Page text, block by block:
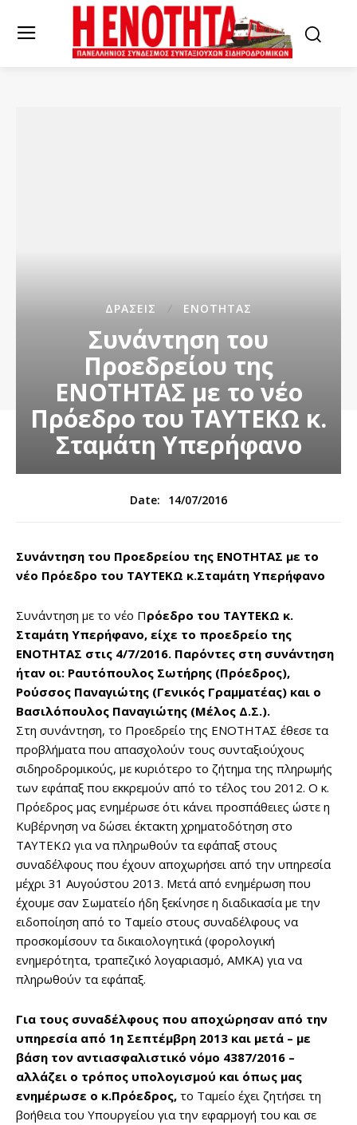
ΔΡΆΣΕΙΣ ΕΝΌΤΗΤΑΣ
Συνάντηση του
Προεδρείου της
ΕΝΟΤΗΤΑΣ με το νέο
Πρόεδρο του ΤΑΥΤΕΚΩ κ.
Σταμάτη Υπερήφανο
Date: 14/07/2016
Συνάντηση του Προεδρείου της ΕΝΟΤΗΤΑΣ με το
νέο Πρόεδρο του ΤΑΥΤΕΚΩ κ.Σταμάτη Υπερήφανο
Συνάντηση με το νέο Πρόεδρο του ΤΑΥΤΕΚΩ κ.
Σταμάτη Υπερήφανο, είχε το προεδρείο της
ΕΝΟΤΗΤΑΣ στις 4/7/2016. Παρόντες στη συνάντηση
ήταν οι: Ραυτόπουλος Σωτήρης (Πρόεδρος),
Ρούσσος Παναγιώτης (Γενικός Γραμματέας) και ο
Βασιλόπουλος Παναγιώτης (Μέλος Δ.Σ.).
Στη συνάντηση, το Προεδρείο της ΕΝΟΤΗΤΑΣ έθεσε τα
προβλήματα που απασχολούν τους συνταξιούχους
σιδηροδρομικούς, με κυριότερο το ζήτημα της πληρωμής
των εφάπαξ που εκκρεμούν από το τέλος του 2012. Ο κ.
Πρόεδρος μας ενημέρωσε ότι κάνει προσπάθειες ώστε η
Κυβέρνηση να δώσει έκτακτη χρηματοδότηση στο
ΤΑΥΤΕΚΩ για να πληρωθούν τα εφάπαξ στους
συναδέλφους που έχουν αποχωρήσει από την υπηρεσία
μέχρι 31 Αυγούστου 2013. Μετά από ενημέρωση που
έχουμε σαν Σωματείο ήδη ξεκίνησε η διαδικασία με την
ειδοποίηση από το Ταμείο στους συναδέλφους να
προσκομίσουν τα δικαιολογητικά (φορολογική
ενημερότητα, τραπεζικό λογαριασμό, ΑΜΚΑ) για να
πληρωθούν τα εφάπαξ.
Για τους συναδέλφους που αποχώρησαν από την
υπηρεσία από 1η Σεπτέμβρη 2013 και μετά – με
βάση τον αντιασφαλιστικό νόμο 4387/2016 –
αλλάζει ο τρόπος υπολογισμού και όπως μας
ενημέρωσε ο κ.Πρόεδρος, το Ταμείο έχει ζητήσει τη
βοήθεια του Υπουργείου για την εφαρμογή του και σε